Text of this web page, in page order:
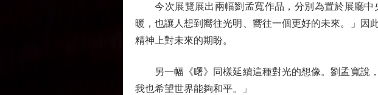
今次展覽展出兩幅劉孟寬作品，分別為置於展廳中
暖，也讓人想到嚮往光明、嚮往一個更好的未來。」因
精神上對未來的期盼。
另一幅《曙》同樣延續這種對光的想像。劉孟寬說，
我也希望世界能夠和平。」